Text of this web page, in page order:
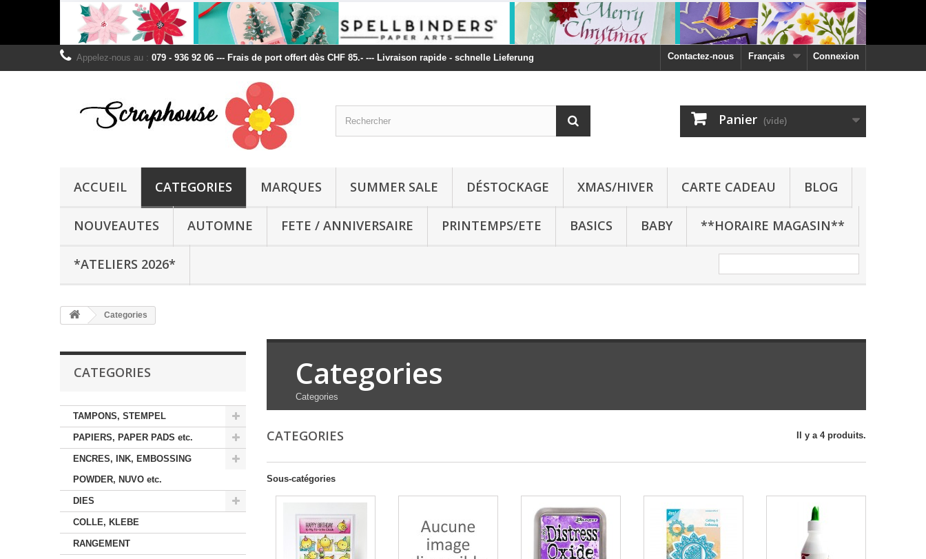
Connexion
Français
Contactez-nous
Appelez-nous au : 079 - 936 92 06 --- Frais de port offert dès CHF 85.- --- Livraison rapide - schnelle Lieferung
Panier (vide)
ACCUEIL CATEGORIES MARQUES SUMMER SALE DÉSTOCKAGE XMAS/HIVER CARTE CADEAU BLOG
NOUVEAUTES AUTOMNE FETE / ANNIVERSAIRE PRINTEMPS/ETE BASICS BABY **HORAIRE MAGASIN**
*ATELIERS 2026*
Categories
CATEGORIES
TAMPONS, STEMPEL
PAPIERS, PAPER PADS etc.
ENCRES, INK, EMBOSSING
POWDER, NUVO etc.
DIES
COLLE, KLEBE
RANGEMENT
Categories
Categories
CATEGORIES Il y a 4 produits.
Sous-catégories